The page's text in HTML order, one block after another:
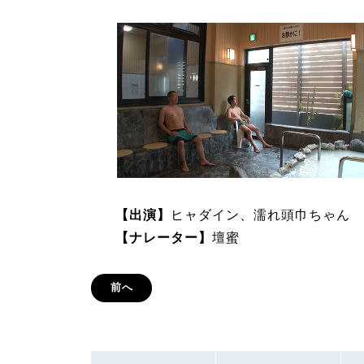
【出演】
ヒャダイン、濡れ頭巾ちゃん
【ナレーター】 壇蜜
前へ